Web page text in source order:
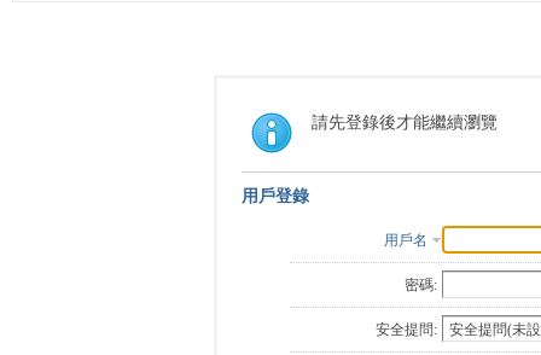
請先登錄後才能繼續瀏覽
用戶登錄
用戶名
密碼:
安全提問: